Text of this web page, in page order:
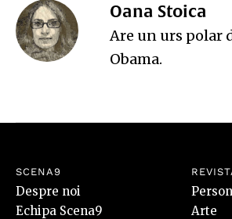
Oana Stoica
Are un urs polar
Obama.
SCENA9
Despre noi
Echipa Scena9
Arte